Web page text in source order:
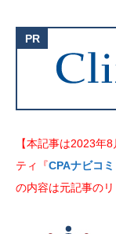
【本記事は2023年
ティ『CPAナビコミ
の内容は元記事の